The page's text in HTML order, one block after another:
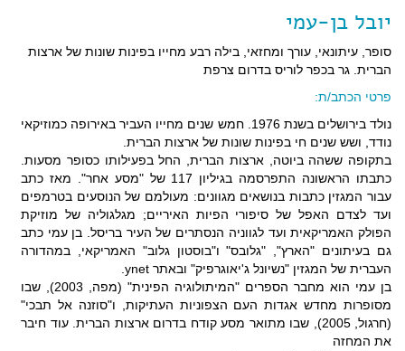
יובל בן-עמי
סופר, עיתונאי, עורך ומחזאי, בילה רבע מחייו בפינות שונות של ארצות
הברית. גר בכפר לוריס בדרום צרפת
פרטי הכתב/ת:
נולד בירושלים בשנת 1976. חמש שנים מחייו העביר באירופה כמוזיקאי
נודד, ושש שנים חי בפינות שונות של ארצות הברית.
בתקופה ששהה ביוטה, ארצות הברית, החל בפעילותו כסופר מסעות.
כתבתו הראשונה התפרסמה בגיליון 117 של "מסע אחר". מאז כתב
עבור המגזין כתבות בנושאים מגוונים: מעולמם של הנוסעים בטרמפים
ועד לצדם האפל של סיפורי הפיות האיריים; מגלגוליה של מוזיקת
הפולק האמריקאית ועד לגווניה הנסתרים של העיר בריסל. בן עמי כתב
גם בעיתונים "הארץ", "גלובס" ו"בוסטון גלוב" האמריקאי, במהדורה
העברית של המגזין "נשיונל ג'יאוגרפיק" ובאתר ynet.
בן עמי הוא מחבר הספרים "המיתולוגיה הפינית" (מפה, 2003), שבו
מסופרות מחדש אגדות העם הצפוניות העתיקות, ו"סוזנה אל תבכי"
(חרגול, 2005), שבו מתואר מסע קודח בדרום ארצות הברית. עוד חיבר
את המחזה